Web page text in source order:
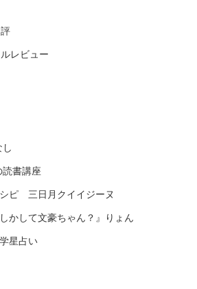
レビュー
書講座
ピ 三日月クイイジーヌ
かして文豪ちゃん？』りょん
星占い